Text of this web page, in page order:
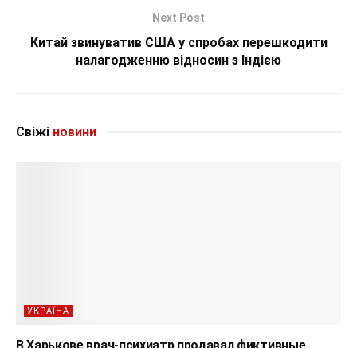
Next Post
Китай звинуватив США у спробах перешкодити
налагодженню відносин з Індією
Свіжі новини
УКРАЇНА